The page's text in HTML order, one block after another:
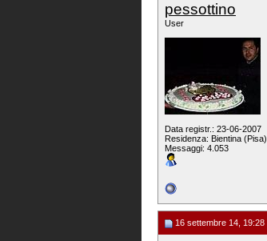
pessottino
User
Data registr.: 23-06-2007
Residenza: Bientina (Pisa)
Messaggi: 4.053
16 settembre 14, 19:28